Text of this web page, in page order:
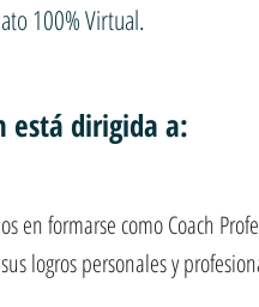
100% Virtual.
está dirigida a:
en formarse como Coach
logros personales y